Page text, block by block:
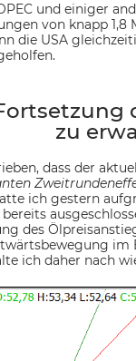
und einiger
von knapp
die USA
zu
dass der
ich gestern
des
im
ich daher nach